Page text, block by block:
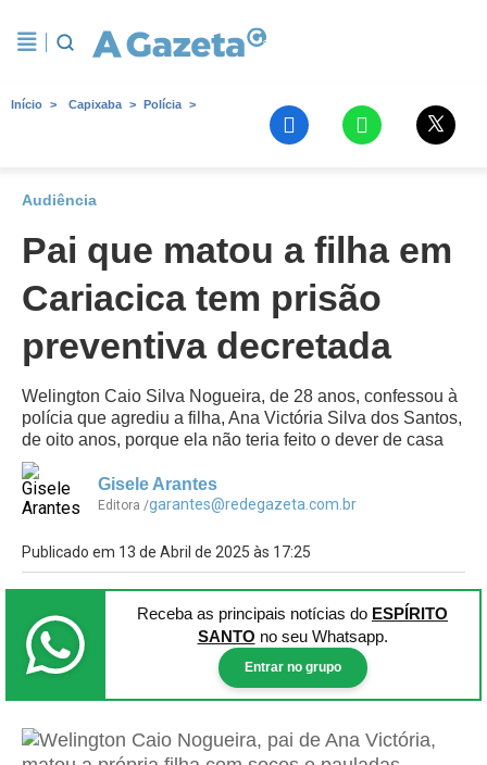
Início Capixaba Polícia
Audiência
Pai que matou a filha em
Cariacica tem prisão
preventiva decretada
Welington Caio Silva Nogueira, de 28 anos, confessou à
polícia que agrediu a filha, Ana Victória Silva dos Santos,
de oito anos, porque ela não teria feito o dever de casa
Gisele Arantes
Editora /garantes@redegazeta.com.br
Publicado em 13 de Abril de 2025 às 17:25
Receba as principais notícias do ESPÍRITO
SANTO no seu Whatsapp.
Entrar no grupo